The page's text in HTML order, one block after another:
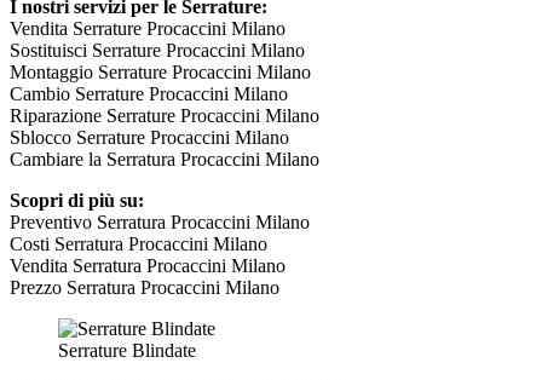
I nostri servizi per le Serrature:
Vendita Serrature Procaccini Milano
Sostituisci Serrature Procaccini Milano
Montaggio Serrature Procaccini Milano
Cambio Serrature Procaccini Milano
Riparazione Serrature Procaccini Milano
Sblocco Serrature Procaccini Milano
Cambiare la Serratura Procaccini Milano
Scopri di più su:
Preventivo Serratura Procaccini Milano
Costi Serratura Procaccini Milano
Vendita Serratura Procaccini Milano
Prezzo Serratura Procaccini Milano
Serrature Blindate